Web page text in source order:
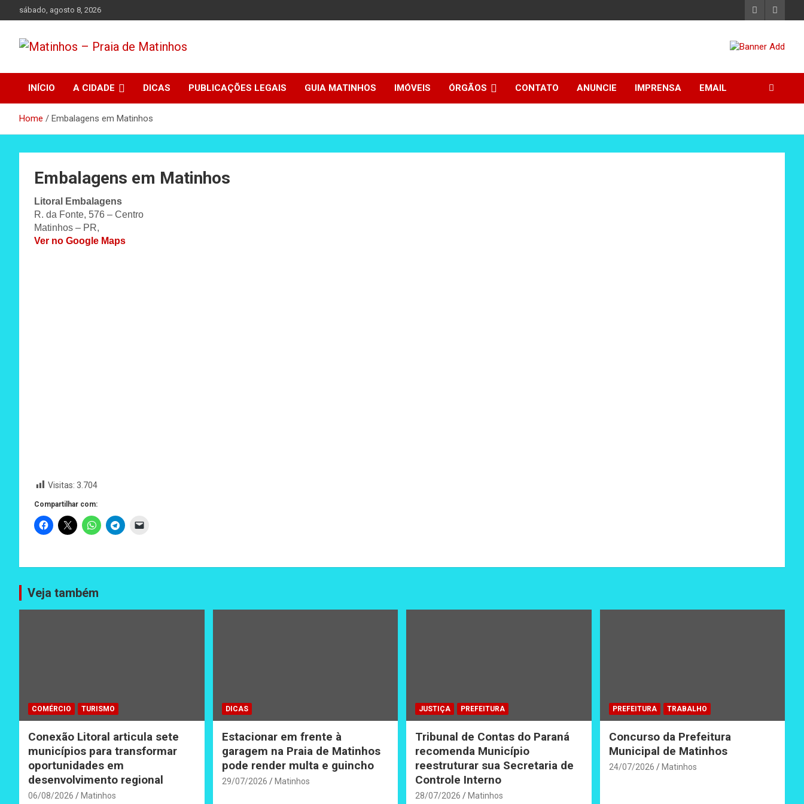
to
sábado, agosto 8, 2026
Matinhos – Praia de
Matinhos
INÍCIO A CIDADE DICAS PUBLICAÇÕES LEGAIS GUIA MATINHOS IMÓVEIS ÓRGÃOS CONTATO ANUNCIE IMPRENSA EMAIL
Home Embalagens em Matinhos
Embalagens em Matinhos
Litoral Embalagens
R. da Fonte, 576 – Centro
Matinhos – PR,
Ver no Google Maps
Visitas: 3.704
Compartilhar com:
Veja também
COMÉRCIO TURISMO
Conexão Litoral articula sete
municípios para transformar
oportunidades em
desenvolvimento regional
06/08/2026 Matinhos
DICAS
Estacionar em frente à
garagem na Praia de Matinhos
pode render multa e guincho
29/07/2026 Matinhos
JUSTIÇA PREFEITURA
Tribunal de Contas do Paraná
recomenda Município
reestruturar sua Secretaria de
Controle Interno
28/07/2026 Matinhos
PREFEITURA TRABALHO
Concurso da Prefeitura
Municipal de Matinhos
24/07/2026 Matinhos